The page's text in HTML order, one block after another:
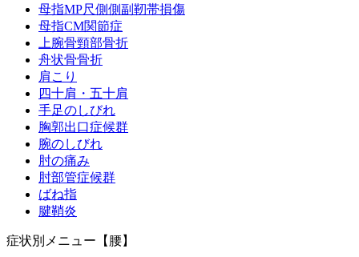
母指MP尺側側副靭帯損傷
母指CM関節症
上腕骨頸部骨折
舟状骨骨折
肩こり
四十肩・五十肩
手足のしびれ
胸郭出口症候群
腕のしびれ
肘の痛み
肘部管症候群
ばね指
腱鞘炎
症状別メニュー【腰】